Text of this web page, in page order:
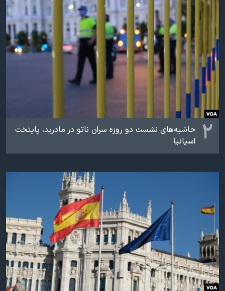
نرگس محمدی برنده جایزه نوبل صلح
همایش محافظه‌کاران آمریکا «سی‌پک»
صفحه‌های ویژه
سفر پرزیدنت ترامپ به چین
۲ حاشیه‌های نشست دو روزه سران ناتو در مادرید، پایتخت
اسپانیا